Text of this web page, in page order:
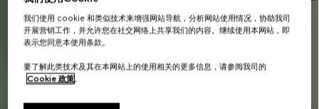
我们使用 cookie 和类似技术来增强网站导航，分析网站使用情况，协助我司
开展营销工作，并允许您在社交网络上共享我们的内容。继续使用本网站，即
表示您同意本使用条款。
要了解此类技术及其在本网站上的使用相关的更多信息，请参阅我司的
Cookie 政策。